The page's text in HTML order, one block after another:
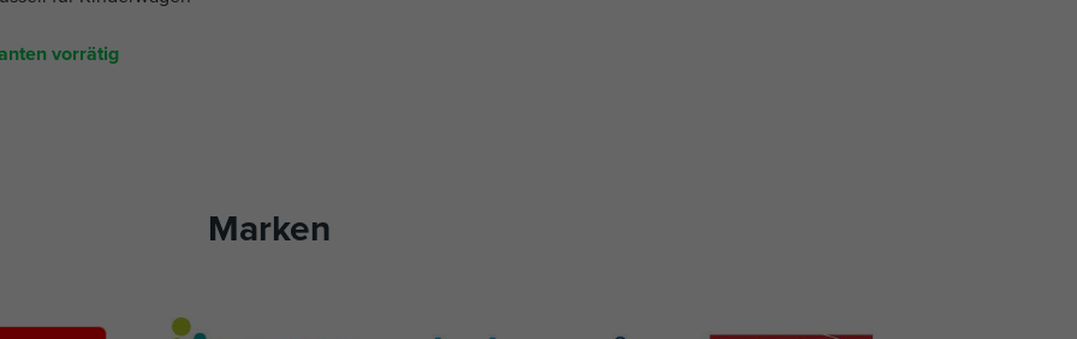
vorrätig
Marken